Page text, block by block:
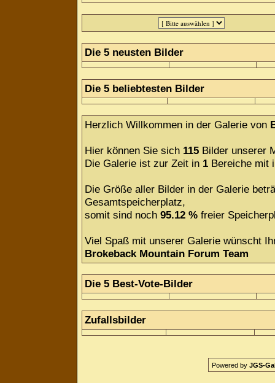
Die 5 neusten Bilder
Die 5 beliebtesten Bilder
Herzlich Willkommen in der Galerie von
Hier können Sie sich 115 Bilder unserer
Die Galerie ist zur Zeit in 1 Bereiche mit
Die Größe aller Bilder in der Galerie
Gesamtspeicherplatz,
somit sind noch 95.12 % freier
Viel Spaß mit unserer Galerie wünscht
Brokeback Mountain Forum Team
Die 5 Best-Vote-Bilder
Zufallsbilder
Powered by JGS-